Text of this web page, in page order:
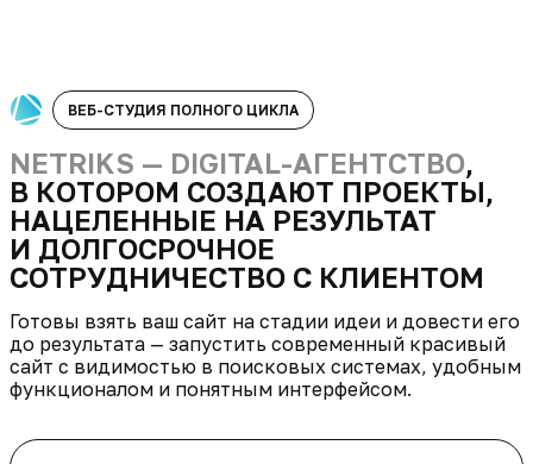
ВЕБ-СТУДИЯ ПОЛНОГО ЦИКЛА
NETRIKS — DIGITAL-АГЕНТСТВО,
В КОТОРОМ СОЗДАЮТ ПРОЕКТЫ,
НАЦЕЛЕННЫЕ НА РЕЗУЛЬТАТ
И ДОЛГОСРОЧНОЕ
СОТРУДНИЧЕСТВО С КЛИЕНТОМ
Готовы взять ваш сайт на стадии идеи и довести его
до результата — запустить современный красивый
сайт с видимостью в поисковых системах, удобным
функционалом и понятным интерфейсом.